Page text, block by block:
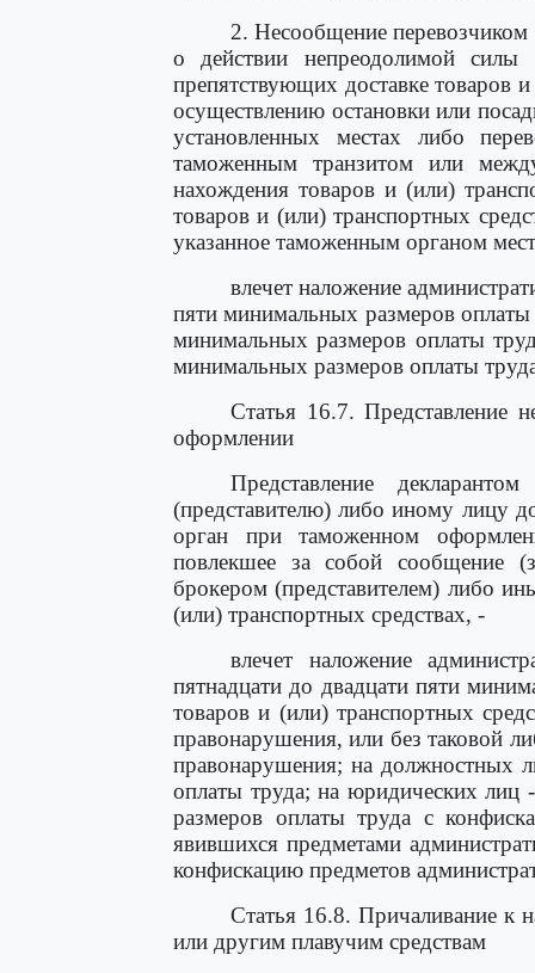
2. Несообщение
о действии непреодолимой силы
препятствующих доставке товаров
осуществлению остановки или
установленных местах либо
таможенным транзитом или
нахождения товаров и (или)
товаров и (или) транспортных
указанное таможенным органом
влечет наложение
пяти минимальных размеров
минимальных размеров оплаты
минимальных размеров оплаты
Статья 16.7. Представление
оформлении
Представление
(представителю) либо иному лицу
орган при таможенном
повлекшее за собой сообщение
брокером (представителем) либо
(или) транспортных средствах, -
влечет наложение
пятнадцати до двадцати пяти
товаров и (или) транспортных
правонарушения, или без таковой
правонарушения; на должностных
оплаты труда; на юридических
размеров оплаты труда с
явившихся предметами
конфискацию предметов
Статья 16.8. Причаливание к
или другим плавучим средствам